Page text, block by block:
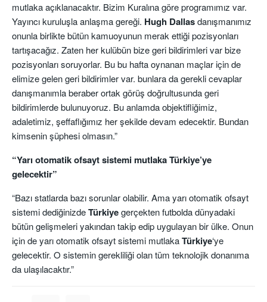
mutlaka açıklanacaktır. Bizim Kuralına göre programımız var.
Yayıncı kuruluşla anlaşma gereği. Hugh Dallasdanışmanımız
onunla birlikte bütün kamuoyunun merak ettiği pozisyonları
tartışacağız. Zaten her kulübün bize geri bildirimleri var bize
pozisyonları soruyorlar. Bu bu hafta oynanan maçlar için de
elimize gelen geri bildirimler var. bunlara da gerekli cevaplar
danışmanımla beraber ortak görüş doğrultusunda geri
bildirimlerde bulunuyoruz. Bu anlamda objektifliğimiz,
adaletimiz, şeffaflığımız her şekilde devam edecektir. Bundan
kimsenin şüphesi olmasın.”
“Yarı otomatik ofsayt sistemi mutlaka Türkiye’ye
gelecektir”
“Bazı statlarda bazı sorunlar olabilir. Ama yarı otomatik ofsayt
sistemi dediğinizdeTürkiyegerçekten futbolda dünyadaki
bütün gelişmeleri yakından takip edip uygulayan bir ülke. Onun
için de yarı otomatik ofsayt sistemi mutlakaTürkiye‘ye
gelecektir. O sistemin gerekliliği olan tüm teknolojik donanıma
da ulaşılacaktır.”